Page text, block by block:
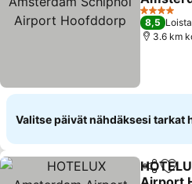
Airport
Katso
4
8,5
3.6 km
Valitse päivät nähdäksesi tarkat
Jaa